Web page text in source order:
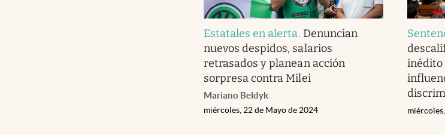
Estatales en alerta. Denuncian
nuevos despidos, salarios
retrasados y planean acción
sorpresa contra Milei
Mariano Beldyk
miércoles, 22 de Mayo de 2024
inédito